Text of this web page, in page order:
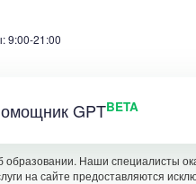
9:00-21:00
GPTBETA
Наши специалисты
на сайте предоставляются